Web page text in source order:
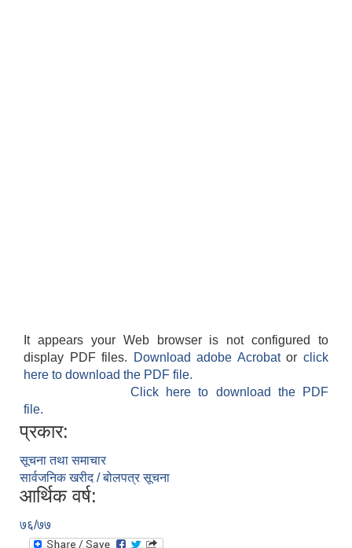
It appears your Web browser is not configured to
display PDF files.
Download adobe Acrobatorclick
here to download the PDF file.
Click here to download the PDF
file.
प्रकार:
सूचना तथा समाचार
सार्वजनिक खरीद / बोलपत्र सूचना
आर्थिक वर्ष:
७६/७७